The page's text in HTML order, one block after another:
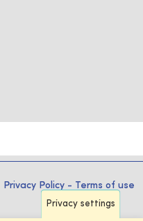
Privacy Policy - Terms of use
Privacy settings